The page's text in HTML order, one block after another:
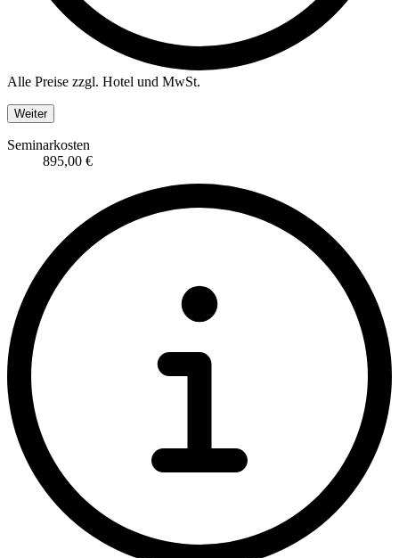
Alle Preise zzgl. Hotel und MwSt.
Weiter
Seminarkosten
895,00 €